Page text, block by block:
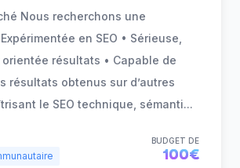
Nous recherchons une
en SEO • Sérieuse,
résultats • Capable de
résultats obtenus sur d’autres
le SEO technique, sémanti...
BUDGET DE
100€